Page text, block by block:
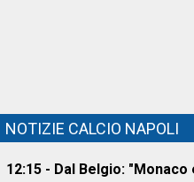
NOTIZIE CALCIO NAPOLI
12:15 - Dal Belgio: